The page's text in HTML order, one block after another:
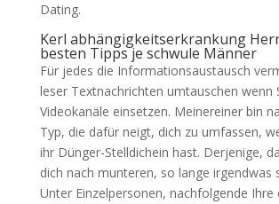
Dating.
Kerl abhängigkeitserkrankung
besten Tipps je schwule Männer
Für jedes die Informationsaustausch
leser Textnachrichten umtauschen wenn
Videokanäle einsetzen. Meinereiner bin
Typ, die dafür neigt, dich zu umfassen,
ihr Dünger-Stelldichein hast. Derjenige,
dich nach munteren, so lange irgendwas
Unter Einzelpersonen, nachfolgende Ihre